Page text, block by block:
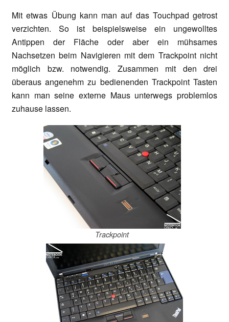
Mit etwas Übung kann man auf das Touchpad getrost
verzichten. So ist beispielsweise ein ungewolltes
Antippen der Fläche oder aber ein mühsames
Nachsetzen beim Navigieren mit dem Trackpoint nicht
möglich bzw. notwendig. Zusammen mit den drei
überaus angenehm zu bedienenden Trackpoint Tasten
kann man seine externe Maus unterwegs problemlos
zuhause lassen.
Trackpoint